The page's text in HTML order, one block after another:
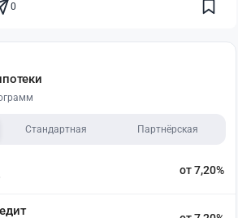
0
Стандартная Партнёрская
от 7,20%